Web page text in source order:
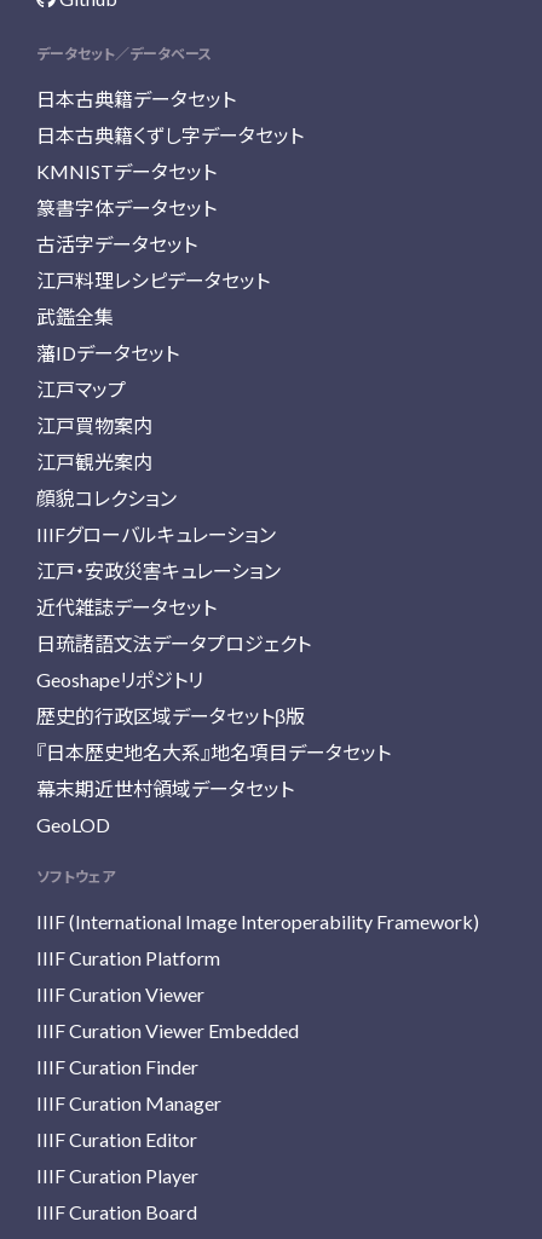
データセット／データベース
日本古典籍データセット
日本古典籍くずし字データセット
KMNISTデータセット
篆書字体データセット
古活字データセット
江戸料理レシピデータセット
武鑑全集
藩IDデータセット
江戸マップ
江戸買物案内
江戸観光案内
顔貌コレクション
IIIFグローバルキュレーション
江戸・安政災害キュレーション
近代雑誌データセット
日琉諸語文法データプロジェクト
Geoshapeリポジトリ
歴史的行政区域データセットβ版
『日本歴史地名大系』地名項目データセット
幕末期近世村領域データセット
GeoLOD
ソフトウェア
IIIF (International Image Interoperability Framework)
IIIF Curation Platform
IIIF Curation Viewer
IIIF Curation Viewer Embedded
IIIF Curation Finder
IIIF Curation Manager
IIIF Curation Editor
IIIF Curation Player
IIIF Curation Board